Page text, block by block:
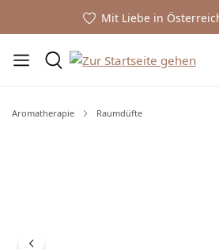
Mit Liebe in
Aromatherapie Raumdüfte